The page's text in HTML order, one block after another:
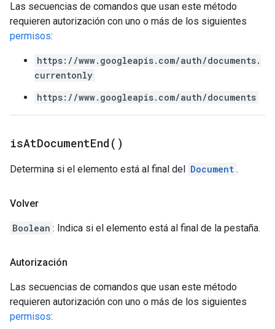
Las secuencias de comandos que usan este método
requieren autorización con uno o más de los siguientes
permisos:
https://www.googleapis.com/auth/documents.
currentonly
https://www.googleapis.com/auth/documents
isAtDocumentEnd( )
Determina si el elemento está al final del Document .
Volver
Boolean : Indica si el elemento está al final de la pestaña.
Autorización
Las secuencias de comandos que usan este método
requieren autorización con uno o más de los siguientes
permisos: